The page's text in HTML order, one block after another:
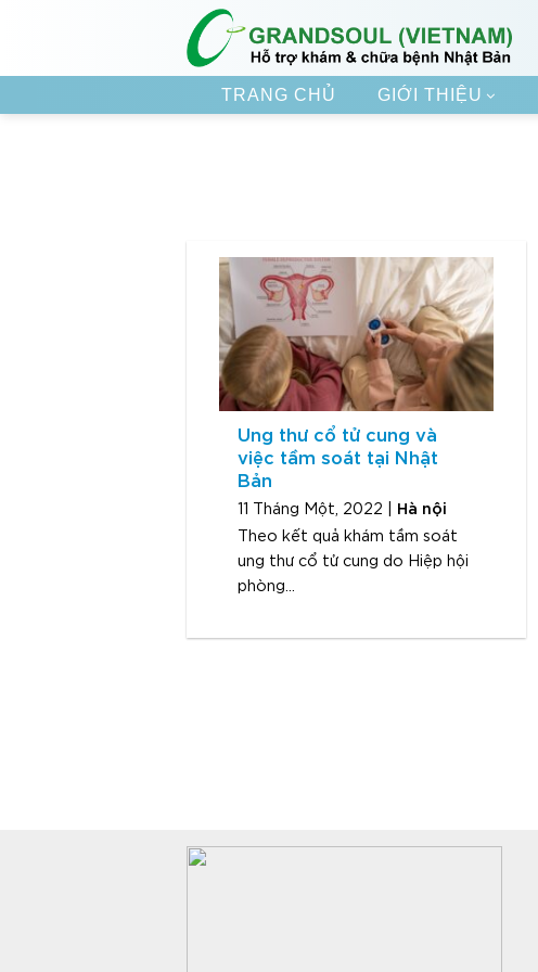
TRANG CHỦ GIỚI THIỆU
Ung thư cổ tử cung và
việc tầm soát tại Nhật
Bản
11 Tháng Một, 2022 | Hà nội
Theo kết quả khám tầm soát
ung thư cổ tử cung do Hiệp hội
phòng...